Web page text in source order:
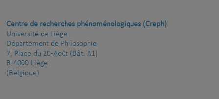
Centre de recherches phénoménologiques (Creph)
Université de Liège
Département de Philosophie
7, Place du 20-Août (Bât. A1)
B-4000 Liège
(Belgique)